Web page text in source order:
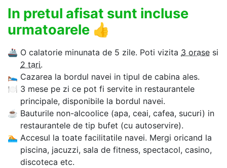
In pretul afisat sunt incluse
urmatoarele 👍
🚢 O calatorie minunata de 5 zile. Poti vizita 3 orase si
2 tari.
🛌 Cazarea la bordul navei in tipul de cabina ales.
🍽 3 mese pe zi ce pot fi servite in restaurantele
principale, disponibile la bordul navei.
☕ Bauturile non-alcoolice (apa, ceai, cafea, sucuri) in
restaurantele de tip bufet (cu autoservire).
🏊‍ Accesul la toate facilitatile navei. Mergi oricand la
piscina, jacuzzi, sala de fitness, spectacol, casino,
discoteca etc.